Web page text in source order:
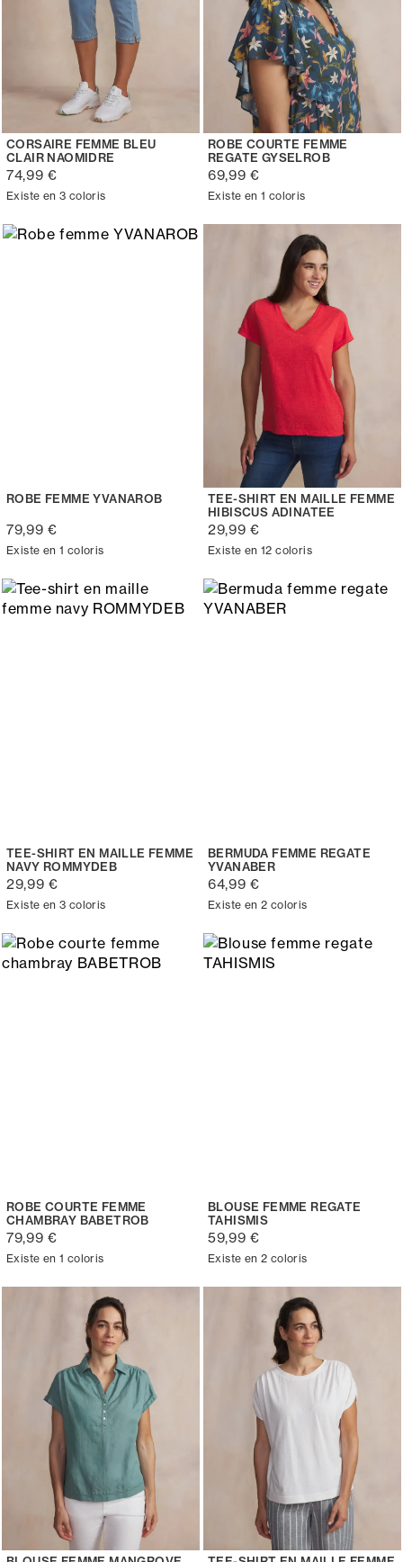
CORSAIRE FEMME BLEU
CLAIR NAOMIDRE
74,99 €
Existe en 3 coloris
ROBE COURTE FEMME
REGATE GYSELROB
69,99 €
Existe en 1 coloris
ROBE FEMME YVANAROB
79,99 €
Existe en 1 coloris
TEE-SHIRT EN MAILLE FEMME
HIBISCUS ADINATEE
29,99 €
Existe en 12 coloris
TEE-SHIRT EN MAILLE FEMME
NAVY ROMMYDEB
29,99 €
Existe en 3 coloris
BERMUDA FEMME REGATE
YVANABER
64,99 €
Existe en 2 coloris
ROBE COURTE FEMME
CHAMBRAY BABETROB
79,99 €
Existe en 1 coloris
BLOUSE FEMME REGATE
TAHISMIS
59,99 €
Existe en 2 coloris